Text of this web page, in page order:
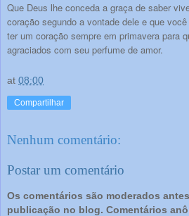
Que Deus lhe conceda a graça de saber
coração segundo a vontade dele e que
ter um coração sempre em primavera para
agraciados com seu perfume de amor.
at 08:00
Compartilhar
Nenhum comentário:
Postar um comentário
Os comentários são moderados
publicação no blog. Comentários